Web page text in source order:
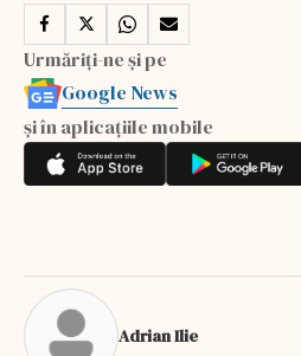
Urmăriți-ne și pe
Google News
și în aplicațiile mobile
Adrian Ilie